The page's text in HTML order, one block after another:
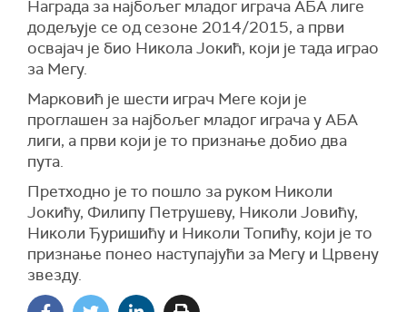
Награда за најбољег младог играча АБА лиге
додељује се од сезоне 2014/2015, а први
освајач је био Никола Јокић, који је тада играо
за Мегу.
Марковић је шести играч Меге који је
проглашен за најбољег младог играча у АБА
лиги, а први који је то признање добио два
пута.
Претходно је то пошло за руком Николи
Јокићу, Филипу Петрушеву, Николи Јовићу,
Николи Ђуришићу и Николи Топићу, који је то
признање понео наступајући за Мегу и Црвену
звезду.